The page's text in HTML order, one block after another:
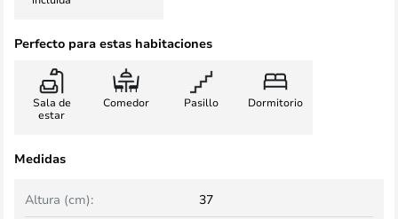
Perfecto para estas habitaciones
Sala de
estar
Comedor Pasillo Dormitorio
Medidas
Altura (cm):
37